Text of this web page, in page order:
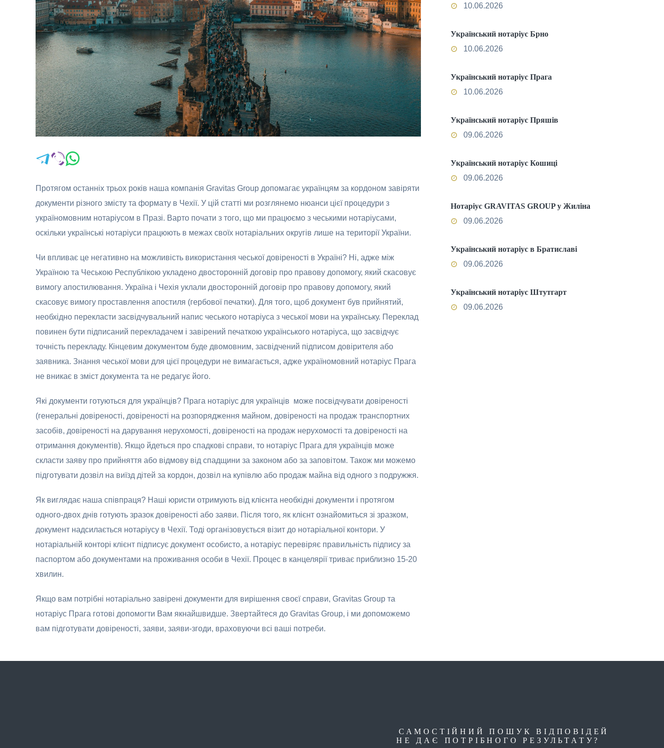
Протягом останніх трьох років наша компанія Gravitas Group допомагає українцям за кордоном завіряти
документи різного змісту та формату в Чехії. У цій статті ми розглянемо нюанси цієї процедури з
україномовним нотаріусом в Празі. Варто почати з того, що ми працюємо з чеськими нотаріусами,
оскільки українські нотаріуси працюють в межах своїх нотаріальних округів лише на території України.
Чи впливає це негативно на можливість використання чеської довіреності в Україні? Ні, адже між
Україною та Чеською Республікою укладено двосторонній договір про правову допомогу, який скасовує
вимогу апостилювання. Україна і Чехія уклали двосторонній договір про правову допомогу, який
скасовує вимогу проставлення апостиля (гербової печатки). Для того, щоб документ був прийнятий,
необхідно перекласти засвідчувальний напис чеського нотаріуса з чеської мови на українську. Переклад
повинен бути підписаний перекладачем і завірений печаткою українського нотаріуса, що засвідчує
точність перекладу. Кінцевим документом буде двомовним, засвідчений підписом довірителя або
заявника. Знання чеської мови для цієї процедури не вимагається, адже україномовний нотаріус Прага
не вникає в зміст документа та не редагує його.
Які документи готуються для українців? Прага нотаріус для українців може посвідчувати довіреності
(генеральні довіреності, довіреності на розпорядження майном, довіреності на продаж транспортних
засобів, довіреності на дарування нерухомості, довіреності на продаж нерухомості та довіреності на
отримання документів). Якщо йдеться про спадкові справи, то нотаріус Прага для українців може
скласти заяву про прийняття або відмову від спадщини за законом або за заповітом. Також ми можемо
підготувати дозвіл на виїзд дітей за кордон, дозвіл на купівлю або продаж майна від одного з подружжя.
Як виглядає наша співпраця? Наші юристи отримують від клієнта необхідні документи і протягом
одного-двох днів готують зразок довіреності або заяви. Після того, як клієнт ознайомиться зі зразком,
документ надсилається нотаріусу в Чехії. Тоді організовується візит до нотаріальної контори. У
нотаріальній конторі клієнт підписує документ особисто, а нотаріус перевіряє правильність підпису за
паспортом або документами на проживання особи в Чехії. Процес в канцелярії триває приблизно 15-20
хвилин.
Якщо вам потрібні нотаріально завірені документи для вирішення своєї справи, Gravitas Group та
нотаріус Прага готові допомогти Вам якнайшвидше. Звертайтеся до Gravitas Group, і ми допоможемо
вам підготувати довіреності, заяви, заяви-згоди, враховуючи всі ваші потреби.
10.06.2026
Український нотаріус Брно
10.06.2026
Український нотаріус Прага
10.06.2026
Український нотаріус Пряшів
09.06.2026
Український нотаріус Кошиці
09.06.2026
Нотаріус GRAVITAS GROUP у Жиліна
09.06.2026
Український нотаріус в Братиславі
09.06.2026
Український нотаріус Штутгарт
09.06.2026
САМОСТІЙНИЙ ПОШУК ВІДПОВІДЕЙ
НЕ ДАЄ ПОТРІБНОГО РЕЗУЛЬТАТУ?